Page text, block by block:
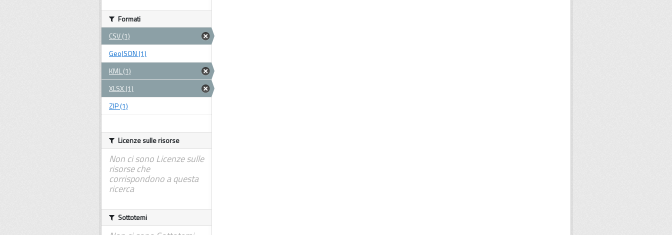
Formati
CSV (1)
GeoJSON (1)
KML (1)
XLSX (1)
ZIP (1)
Licenze sulle risorse
Non ci sono Licenze sulle
risorse che
corrispondono a questa
ricerca
Sottotemi